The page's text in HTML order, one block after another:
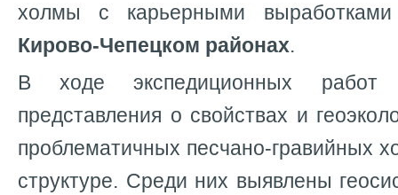
холмы с карьерными
Кирово-Чепецком районах.
В ходе экспедиционных
представления о свойствах и
проблематичных песчано-гравийных
структуре. Среди них выявлены